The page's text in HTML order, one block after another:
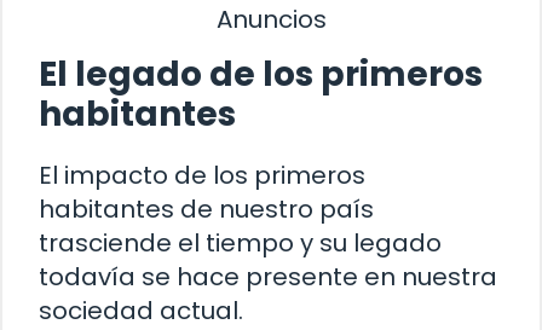
Anuncios
El legado de los primeros
habitantes
El impacto de los primeros
habitantes de nuestro país
trasciende el tiempo y su legado
todavía se hace presente en nuestra
sociedad actual.